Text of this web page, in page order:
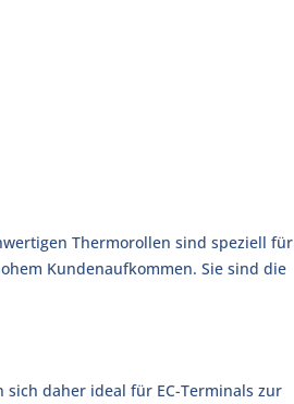
Thermorollen sind speziell für
Kundenaufkommen. Sie sind die
sich daher ideal für EC-Terminals zur